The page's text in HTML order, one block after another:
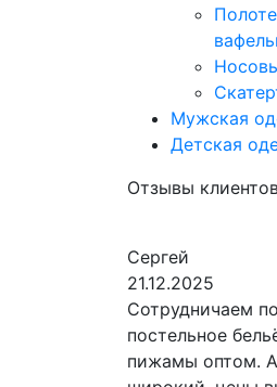
Мужская
Детская
Отзывы
Сергей
21.12.2025
Сотрудничаем
постельное
пижамы оптом.